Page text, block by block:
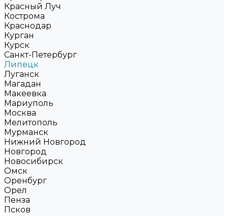
Красный Луч
Кострома
Краснодар
Курган
Курск
Санкт-Петербург
Липецк
Луганск
Магадан
Макеевка
Мариуполь
Москва
Мелитополь
Мурманск
Нижний Новгород
Новгород
Новосибирск
Омск
Оренбург
Орел
Пенза
Псков